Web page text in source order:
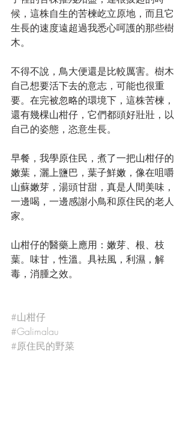
候，這株自生的苦楝屹立原地，而且它
生長的速度遠超過我悉心呵護的那些樹
木。
不得不說，鳥大便還是比較厲害。樹木
自己想要活下去的意志，可能也很重
要。在完被忽略的環境下，這株苦楝，
還有幾棵山柑仔，它們都頭好壯壯，以
自己的姿態，恣意生長。
早餐，我學原住民，煮了一把山柑仔的
嫩葉，灑上鹽巴，葉子鮮嫩，像在咀嚼
山蘇嫩芽，湯頭甘甜，真是人間美味，
一邊喝，一邊感謝小鳥和原住民的老人
家。
山柑仔的醫藥上應用：嫩芽、根、枝
葉。味甘，性溫。具袪風，利濕，解
毒，消腫之效。
#山柑仔
#Galimalau
#原住民的野菜